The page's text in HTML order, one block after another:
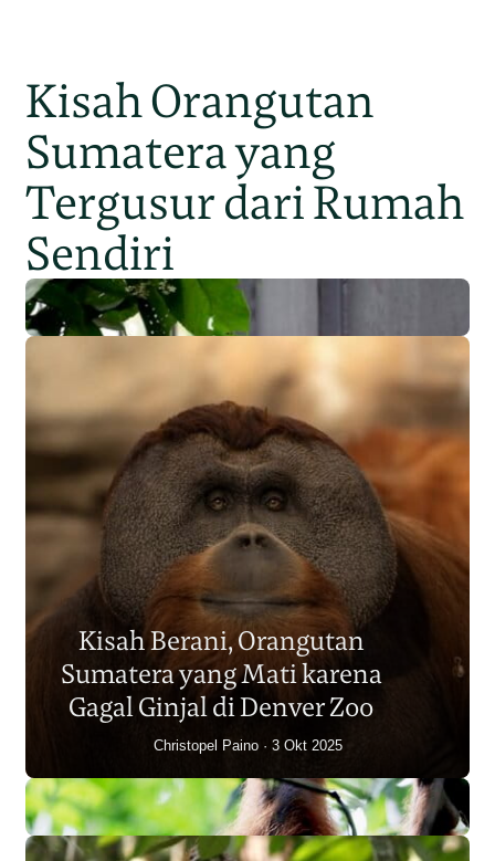
Kisah Orangutan
Sumatera yang
Tergusur dari Rumah
Sendiri
Populasi Orangutan
Sumatera Berkurang 2.700
Individu dalam Satu Dekade?
Junaidi Hanafiah 14 Jul 2026
Kisah Berani, Orangutan
Sumatera yang Mati karena
Gagal Ginjal di Denver Zoo
Christopel Paino 3 Okt 2025